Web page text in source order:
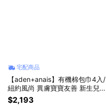
宅配商品
【aden+anais】有機棉包巾4入/
紐約風尚 異膚寶寶友善 新生兒
包巾 月中愛用 越洗越柔軟 枕巾
小被被 ✨新生禮✨彌月禮✨育兒
$2,193